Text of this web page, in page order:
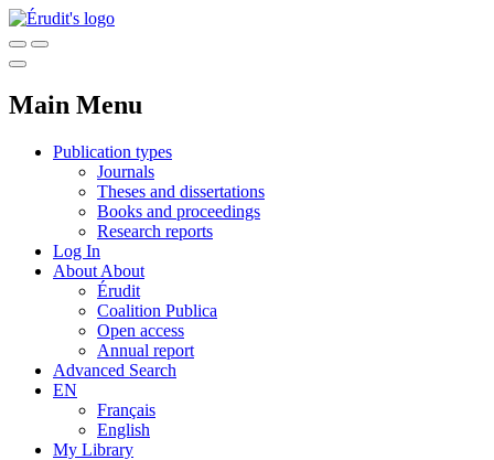
Main Menu
Publication types
Journals
Theses and dissertations
Books and proceedings
Research reports
Log In
About About
Érudit
Coalition Publica
Open access
Annual report
Advanced Search
EN
Français
English
My Library